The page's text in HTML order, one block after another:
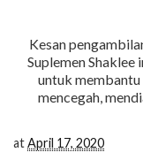
Kesan
Suplemen
untuk membantu
mencegah,
atApril 17, 2020